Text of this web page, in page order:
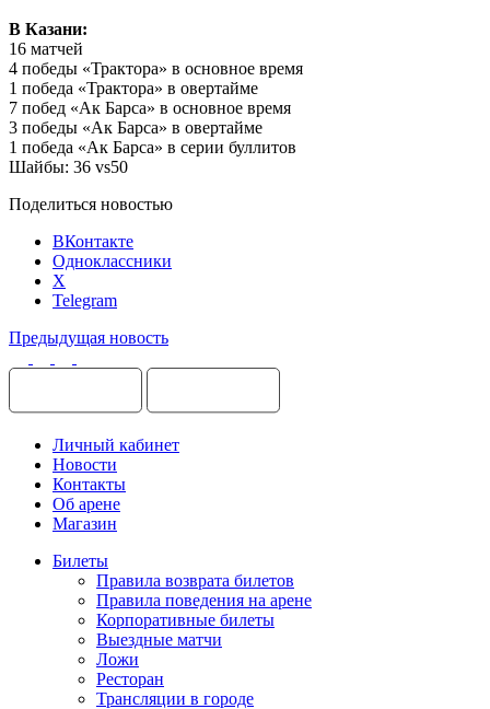
В Казани:
16 матчей
4 победы «Трактора» в основное время
1 победа «Трактора» в овертайме
7 побед «Ак Барса» в основное время
3 победы «Ак Барса» в овертайме
1 победа «Ак Барса» в серии буллитов
Шайбы: 36 vs50
Поделиться новостью
ВКонтакте
Одноклассники
X
Telegram
Предыдущая новость
Личный кабинет
Новости
Контакты
Об арене
Магазин
Билеты
Правила возврата билетов
Правила поведения на арене
Корпоративные билеты
Выездные матчи
Ложи
Ресторан
Трансляции в городе